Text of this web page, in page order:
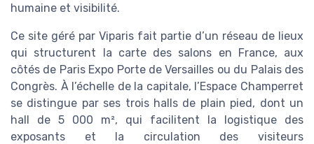
humaine et visibilité.
Ce site géré par Viparis fait partie d’un réseau de lieux
qui structurent la carte des salons en France, aux
côtés de Paris Expo Porte de Versailles ou du Palais des
Congrès. À l’échelle de la capitale, l’Espace Champerret
se distingue par ses trois halls de plain pied, dont un
hall de 5 000 m², qui facilitent la logistique des
exposants et la circulation des visiteurs